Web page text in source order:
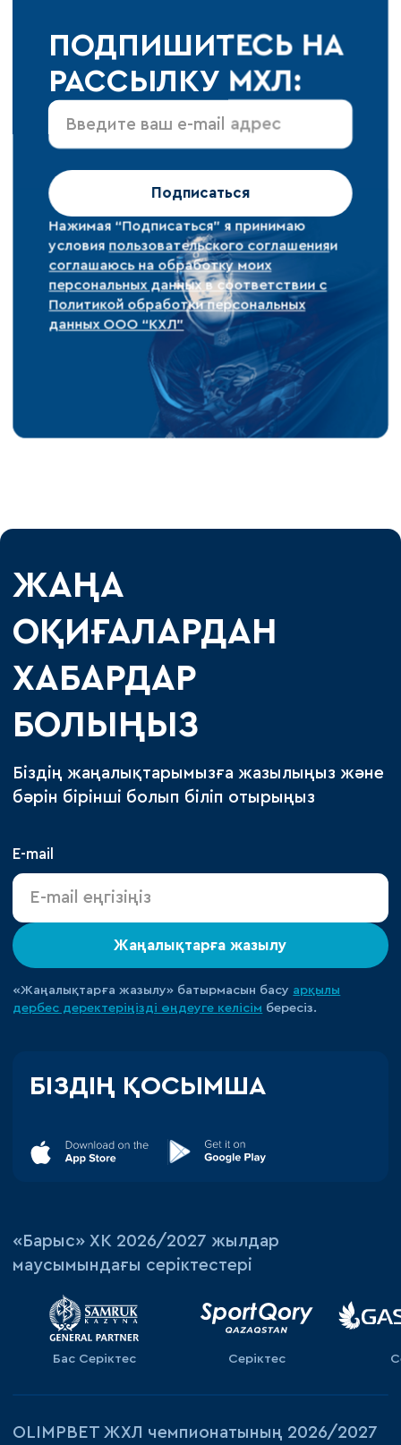
ПОДПИШИТЕСЬ НА
РАССЫЛКУ МХЛ:
Подписаться
Нажимая “Подписаться” я принимаю
условия пользовательского соглашенияи
соглашаюсь на обработку моих
персональных данных в соответствии с
Политикой обработки персональных
данных ООО “КХЛ”
ЖАҢА
ОҚИҒАЛАРДАН
ХАБАРДАР
БОЛЫҢЫЗ
Біздің жаңалықтарымызға жазылыңыз және
бәрін бірінші болып біліп отырыңыз
E-mail
Жаңалықтарға жазылу
«Жаңалықтарға жазылу» батырмасын басу арқылы
дербес деректеріңізді өңдеуге келісім бересіз.
БІЗДІҢ ҚОСЫМША
«‎Барыс»‎ ХК 2026/2027 жылдар
маусымындағы серіктестері
Бас Серіктес Серіктес
OLIMPBET ЖХЛ чемпионатының 2026/2027